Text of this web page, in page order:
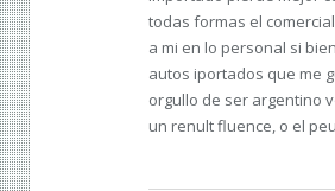
todas formas el
a mi en lo personal si
autos iportados que me
orgullo de ser argentino
un renult fluence, o el